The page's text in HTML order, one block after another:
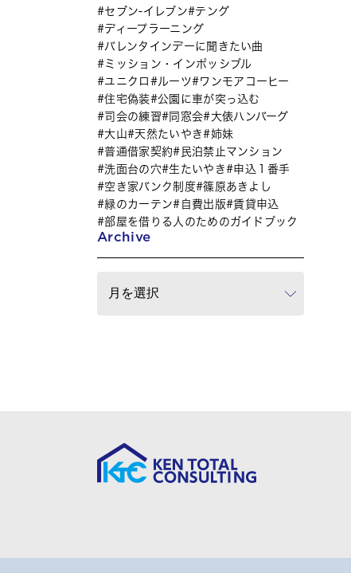
セブン-イレブン
テング
ディープラーニング
バレンタインデーに聞きたい曲
ミッション・インポッシブル
ユニクロ
ルーツ
ワンモアコーヒー
住宅偽装
公園に車が突っ込む
司会の練習
同窓会
大俵ハンバーグ
大山
天然たいやき
姉妹
普通借家契約
民泊禁止マンション
洗面台の穴
生たいやき
申込１番手
空き家バンク制度
篠原あきよし
緑のカーテン
自費出版
賃貸申込
部屋を借りる人のためのガイドブック
Archive